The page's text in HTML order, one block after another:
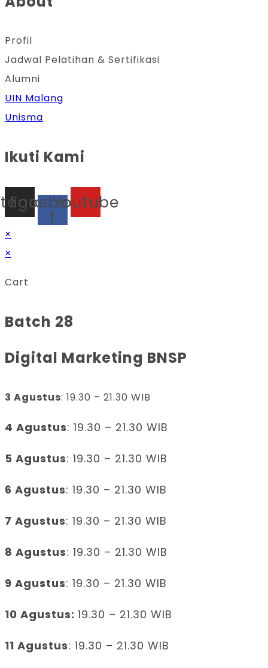
Profil
Jadwal Pelatihan & Sertifikasi
Alumni
UIN Malang
Unisma
Ikuti Kami
Facebook-
f
Youtube
×
×
Cart
Batch 28
Digital Marketing BNSP
3 Agustus: 19.30 – 21.30 WIB
4 Agustus: 19.30 – 21.30 WIB
5 Agustus: 19.30 – 21.30 WIB
6 Agustus: 19.30 – 21.30 WIB
7 Agustus: 19.30 – 21.30 WIB
8 Agustus: 19.30 – 21.30 WIB
9 Agustus: 19.30 – 21.30 WIB
10 Agustus: 19.30 – 21.30 WIB
11 Agustus: 19.30 – 21.30 WIB